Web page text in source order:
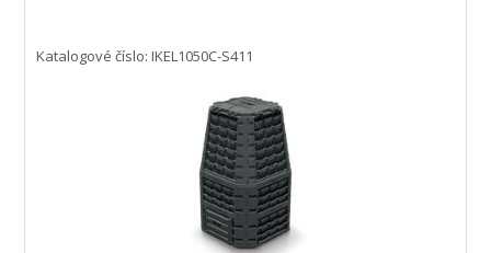
Katalogové číslo: IKEL1050C-S411